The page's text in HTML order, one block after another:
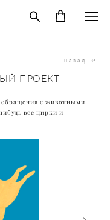
назад ↵
ПРОЕКТ
с животными
все цирки и